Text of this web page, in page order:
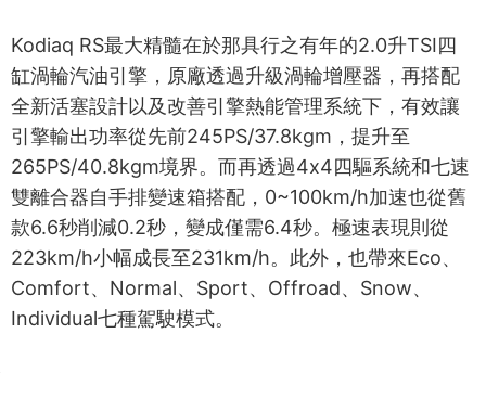
Kodiaq RS最大精髓在於那具行之有年的2.0升TSI四
缸渦輪汽油引擎，原廠透過升級渦輪增壓器，再搭配
全新活塞設計以及改善引擎熱能管理系統下，有效讓
引擎輸出功率從先前245PS/37.8kgm，提升至
265PS/40.8kgm境界。而再透過4x4四驅系統和七速
雙離合器自手排變速箱搭配，0~100km/h加速也從舊
款6.6秒削減0.2秒，變成僅需6.4秒。極速表現則從
223km/h小幅成長至231km/h。此外，也帶來Eco、
Comfort、Normal、Sport、Offroad、Snow、